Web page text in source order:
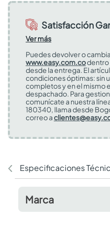
Satisfacción
Ver más
Puedes devolver o
www.easy.com.codentro
desde la entrega. El
condiciones óptimas: sin
completos y en el mismo
despachado. Para
comunícate a nuestra
180340, llama desde
correo a
Especificaciones
Marca